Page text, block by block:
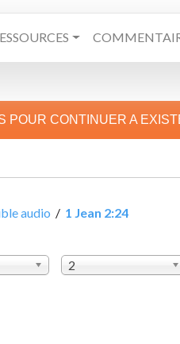
POUR CONTINUER A
audio / 1 Jean 2:24
2